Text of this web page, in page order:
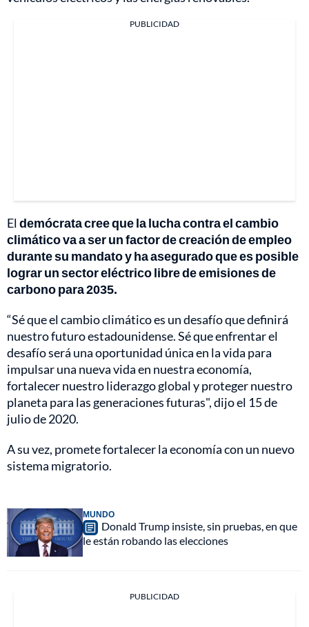
PUBLICIDAD
Eldemócrata cree que la lucha contra el cambio
climático va a ser un factor de creación de empleo
durante su mandato y ha asegurado que es posible
lograr un sector eléctrico libre de emisiones de
carbono para 2035.
“Sé que el cambio climático es un desafío que definirá
nuestro futuro estadounidense. Sé que enfrentar el
desafío será una oportunidad única en la vida para
impulsar una nueva vida en nuestra economía,
fortalecer nuestro liderazgo global y proteger nuestro
planeta para las generaciones futuras", dijo el 15 de
julio de 2020.
A su vez, promete fortalecer la economía con un nuevo
sistema migratorio.
MUNDO
Donald Trump insiste, sin pruebas, en que
le están robando las elecciones
PUBLICIDAD